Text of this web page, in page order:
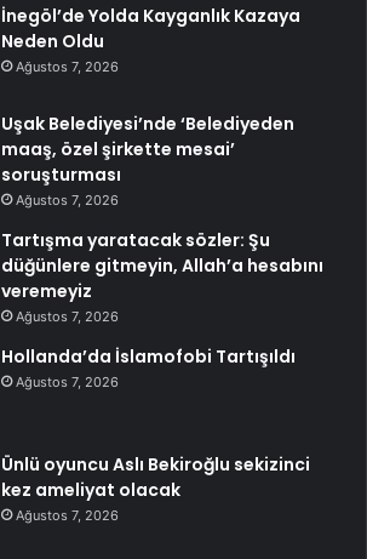
İnegöl’de Yolda Kayganlık Kazaya
Neden Oldu
Ağustos 7, 2026
Uşak Belediyesi’nde ‘Belediyeden
maaş, özel şirkette mesai’
soruşturması
Ağustos 7, 2026
Tartışma yaratacak sözler: Şu
düğünlere gitmeyin, Allah’a hesabını
veremeyiz
Ağustos 7, 2026
Hollanda’da İslamofobi Tartışıldı
Ağustos 7, 2026
Ünlü oyuncu Aslı Bekiroğlu sekizinci
kez ameliyat olacak
Ağustos 7, 2026